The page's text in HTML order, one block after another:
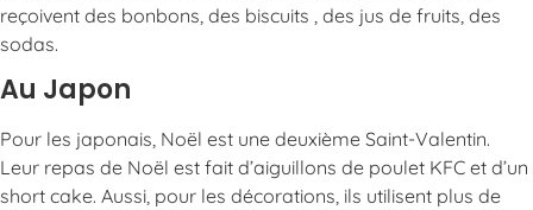
reçoivent des bonbons, des biscuits , des jus de fruits, des
sodas.
Au Japon
Pour les japonais, Noël est une deuxième Saint-Valentin.
Leur repas de Noël est fait d’aiguillons de poulet KFC et d’un
short cake. Aussi, pour les décorations, ils utilisent plus de